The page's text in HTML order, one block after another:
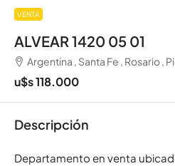
VENTA
ALVEAR 1420 05 01
Argentina , Santa Fe , Rosario ,
u$s 118.000
Descripción
Departamento en venta